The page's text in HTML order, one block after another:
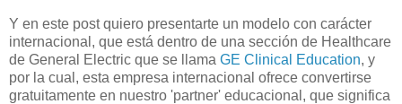
Y en este post quiero presentarte un modelo con carácter
internacional, que está dentro de una sección de Healthcare
de General Electric que se llama GE Clinical Education, y
por la cual, esta empresa internacional ofrece convertirse
gratuitamente en nuestro 'partner' educacional, que significa